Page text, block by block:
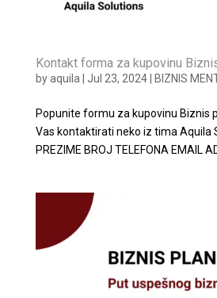
Kontakt forma za kupovinu
byaquila| Jul 23, 2024| BIZNIS
Popunite formu za kupovinu Biznis
Vas kontaktirati neko iz tima Aquila
PREZIME BROJ TELEFONA EMAIL